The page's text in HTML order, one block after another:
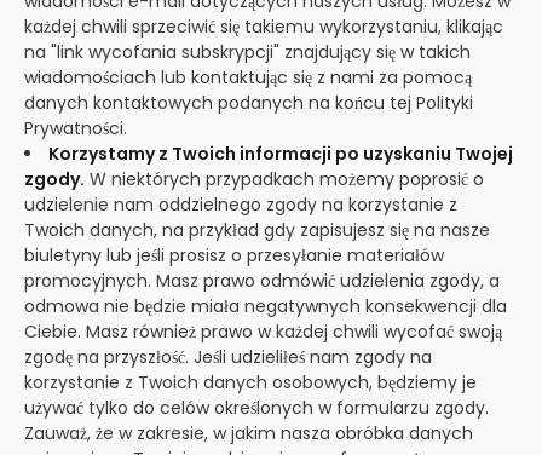
każdej chwili sprzeciwić się takiemu wykorzystaniu, klikając
na "link wycofania subskrypcji" znajdujący się w takich
wiadomościach lub kontaktując się z nami za pomocą
danych kontaktowych podanych na końcu tej Polityki
Prywatności.
Korzystamy z Twoich informacji po uzyskaniu Twojej
zgody. W niektórych przypadkach możemy poprosić o
udzielenie nam oddzielnego zgody na korzystanie z
Twoich danych, na przykład gdy zapisujesz się na nasze
biuletyny lub jeśli prosisz o przesyłanie materiałów
promocyjnych. Masz prawo odmówić udzielenia zgody, a
odmowa nie będzie miała negatywnych konsekwencji dla
Ciebie. Masz również prawo w każdej chwili wycofać swoją
zgodę na przyszłość. Jeśli udzieliłeś nam zgody na
korzystanie z Twoich danych osobowych, będziemy je
używać tylko do celów określonych w formularzu zgody.
Zauważ, że w zakresie, w jakim nasza obróbka danych